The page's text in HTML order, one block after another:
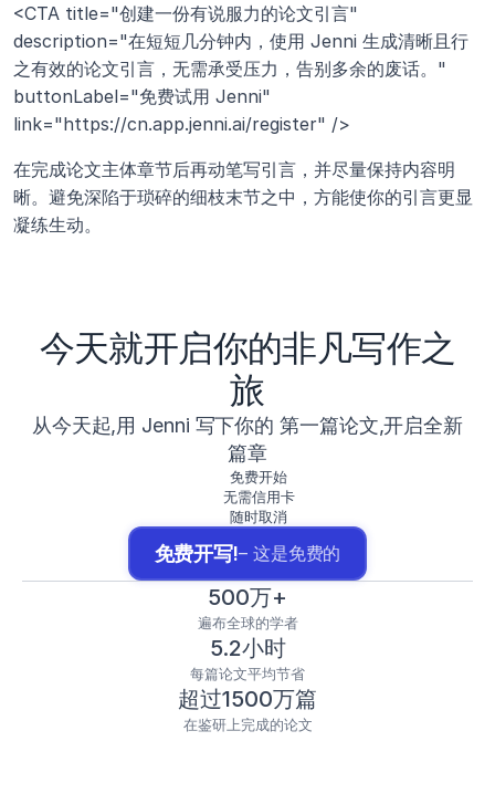
<CTA title="创建一份有说服力的论文引言"
description="在短短几分钟内，使用 Jenni 生成清晰且行
之有效的论文引言，无需承受压力，告别多余的废话。"
buttonLabel="免费试用 Jenni"
link="https://cn.app.jenni.ai/register" />
在完成论文主体章节后再动笔写引言，并尽量保持内容明
晰。避免深陷于琐碎的细枝末节之中，方能使你的引言更显
凝练生动。
今天就开启你的非凡写作之
旅
从今天起,用 Jenni 写下你的 第一篇论文,开启全新
篇章
免费开始
无需信用卡
随时取消
免费开写!– 这是免费的
500万+
遍布全球的学者
5.2小时
每篇论文平均节省
超过1500万篇
在鉴研上完成的论文